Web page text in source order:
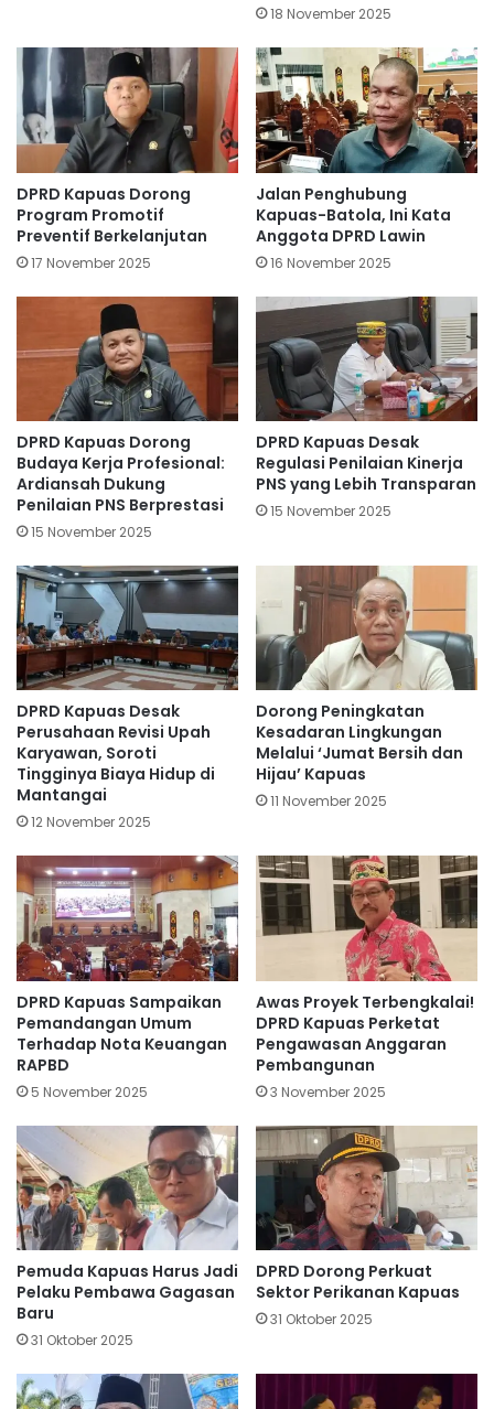
18 November 2025
DPRD Kapuas Dorong
Program Promotif
Preventif Berkelanjutan
17 November 2025
Jalan Penghubung
Kapuas-Batola, Ini Kata
Anggota DPRD Lawin
16 November 2025
DPRD Kapuas Dorong
Budaya Kerja Profesional:
Ardiansah Dukung
Penilaian PNS Berprestasi
15 November 2025
DPRD Kapuas Desak
Regulasi Penilaian Kinerja
PNS yang Lebih Transparan
15 November 2025
DPRD Kapuas Desak
Perusahaan Revisi Upah
Karyawan, Soroti
Tingginya Biaya Hidup di
Mantangai
12 November 2025
Dorong Peningkatan
Kesadaran Lingkungan
Melalui ‘Jumat Bersih dan
Hijau’ Kapuas
11 November 2025
DPRD Kapuas Sampaikan
Pemandangan Umum
Terhadap Nota Keuangan
RAPBD
5 November 2025
Awas Proyek Terbengkalai!
DPRD Kapuas Perketat
Pengawasan Anggaran
Pembangunan
3 November 2025
Pemuda Kapuas Harus Jadi
Pelaku Pembawa Gagasan
Baru
31 Oktober 2025
DPRD Dorong Perkuat
Sektor Perikanan Kapuas
31 Oktober 2025